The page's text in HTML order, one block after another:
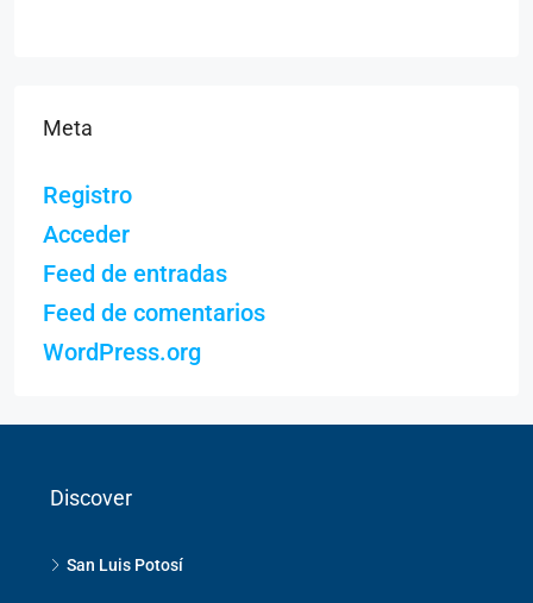
Meta
Registro
Acceder
Feed de entradas
Feed de comentarios
WordPress.org
Discover
San Luis Potosí